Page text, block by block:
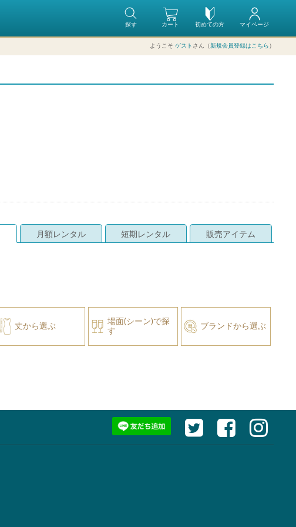
初めての方
カート マイページ
探す
ようこそ ゲスト さん（新規会員登録はこちら ）
月額レンタル 短期レンタル 販売アイテム
丈から選ぶ
場面(シーン)で探
す
ブランドから選ぶ